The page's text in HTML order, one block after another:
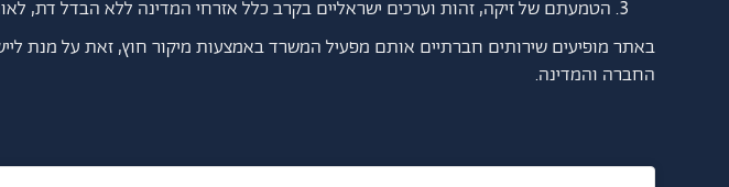
הטמעתם של זיקה, זהות וערכים ישראליים בקרב כלל אזרחי המדינה ללא הבדל דת,
באתר מופיעים שירותים חברתיים אותם מפעיל המשרד באמצעות מיקור חוץ, זאת על מנת
החברה והמדינה.